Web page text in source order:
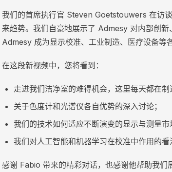
我们的首席执行官 Steven Goetstouwers 在访
来趋势。我们自豪地展示了 Admesy 对内部创
Admesy 成为显示校准、工业制造、医疗设备等
在这段新视频中，您将看到：
走进我们洁净室的难得机会，这里每天都在制
关于色度计和光谱仪各自优势的深入讨论；
我们的技术如何适应不断演变的显示与测量市
我们对人工智能和机器学习在校准中作用的看
感谢 Fabio 带来的精彩对话，也感谢他帮助我们